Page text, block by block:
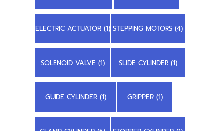
ELECTRIC ACTUATOR (1) STEPPING MOTORS (4)
SOLENOID VALVE (1) SLIDE CYLINDER (1)
GUIDE CYLINDER (1) GRIPPER (1)